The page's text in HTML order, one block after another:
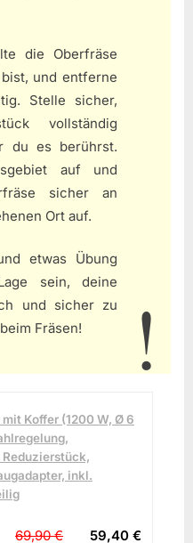
die Oberfräse
und entferne
Stelle sicher,
vollständig
du es berührst.
auf und
sicher an
Ort auf.
etwas Übung
sein, deine
und sicher zu
Fräsen!
Koffer (1200 W, Ø 6
inkl.
59,40 €
69,90 €